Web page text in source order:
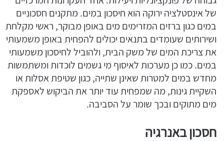
של אינסטלציה ירוקה הוא חיסכון במים. מתקנים חסכוניים
במים כגון ברזים המזרימים מים באופן מבוקר, ראשי מקלחת
ושירותים שעומדים בתנאים יכולים להפחית באופן משמעותי
את צריכת המים של משק הבית, ולהוביל לחיסכון משמעותי
במים. כמו כן מערכות לאיסוף מי גשמים לוכדות ומשתמשות
מחדש במים למטרות שאינן שתייה, כגון שטיפת אסלות או
השקיית גינות, מה שמפחית עוד יותר את הביקוש לאספקת
מים מתוקים ובכך שומר על הסביבה.
חסכון באנרגיה